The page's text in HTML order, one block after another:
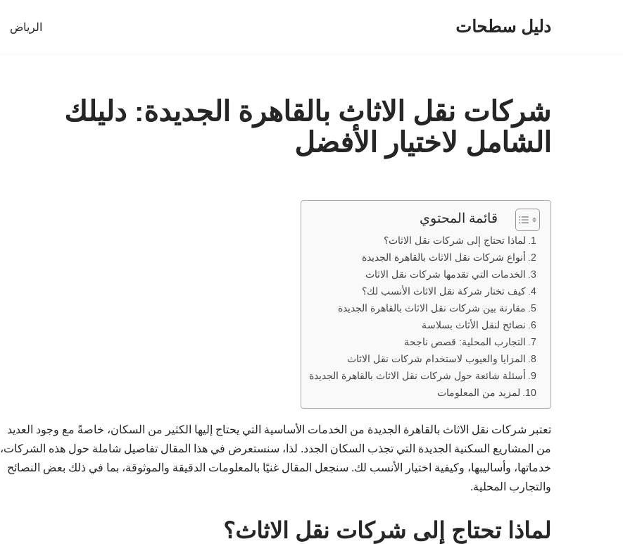
دليل سطحات الرياض
شركات نقل الاثاث بالقاهرة الجديدة: دليلك
الشامل لاختيار الأفضل
قائمة المحتوي
لماذا تحتاج إلى شركات نقل الاثاث؟
أنواع شركات نقل الاثاث بالقاهرة الجديدة
الخدمات التي تقدمها شركات نقل الاثاث
كيف تختار شركة نقل الاثاث الأنسب لك؟
مقارنة بين شركات نقل الاثاث بالقاهرة الجديدة
نصائح لنقل الأثاث بسلاسة
التجارب المحلية: قصص ناجحة
المزايا والعيوب لاستخدام شركات نقل الاثاث
أسئلة شائعة حول شركات نقل الاثاث بالقاهرة الجديدة
لمزيد من المعلومات
تعتبر شركات نقل الاثاث بالقاهرة الجديدة من الخدمات الأساسية التي يحتاج إليها الكثير من السكان، خاصةً مع وجود العديد
من المشاريع السكنية الجديدة التي تجذب السكان الجدد. لذا، سنستعرض في هذا المقال تفاصيل شاملة حول هذه الشركات،
خدماتها، وأساليبها، وكيفية اختيار الأنسب لك. سنجعل المقال غنيًا بالمعلومات الدقيقة والموثوقة، بما في ذلك بعض النصائح
والتجارب المحلية.
لماذا تحتاج إلى شركات نقل الاثاث؟